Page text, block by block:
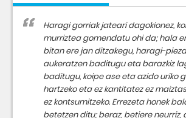
Haragi gorriak jateari dagokionez,
murriztea gomendatu ohi da; hala
bitan ere jan ditzakegu, haragi-
aukeratzen baditugu eta barazkiz
baditugu, koipe ase eta azido uriko
hartzeko eta ez kantitatez ez
ez kontsumitzeko. Errezeta honek
betetzen ditu; beraz, betiere neurriz,